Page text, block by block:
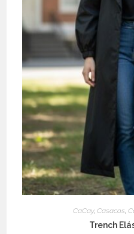
CaCay, Casacos,
Trench